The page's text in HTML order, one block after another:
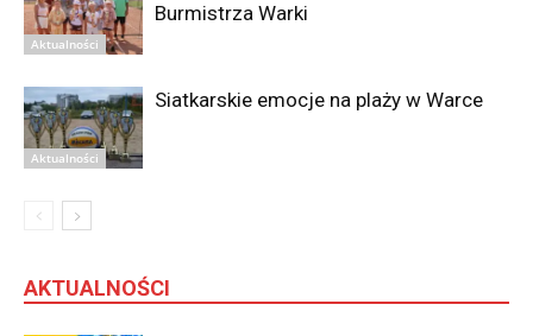
Aktualności
Burmistrza Warki
Aktualności
Siatkarskie emocje na plaży w Warce
AKTUALNOŚCI